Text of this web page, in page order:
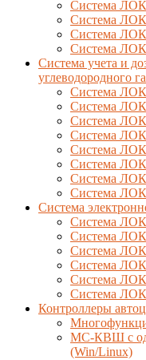
Система
Система
Система
Система
Система учета и
углеводородного
Система
Система
Система
Система
Система
Система
Система
Система
Система
Система
Система
Система
Система
Система
Система
Контроллеры
МС-КВШ с
(Win/Linux)